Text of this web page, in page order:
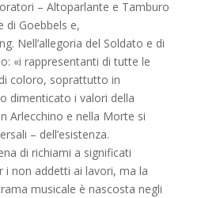
– Altoparlante e Tamburo
di Goebbels e,
Nell’allegoria del Soldato e di
«i rappresentanti di tutte le
coloro, soprattutto in
dimenticato i valori della
Arlecchino e nella Morte si
– dell’esistenza.
di richiami a significati
i non addetti ai lavori, ma la
musicale è nascosta negli